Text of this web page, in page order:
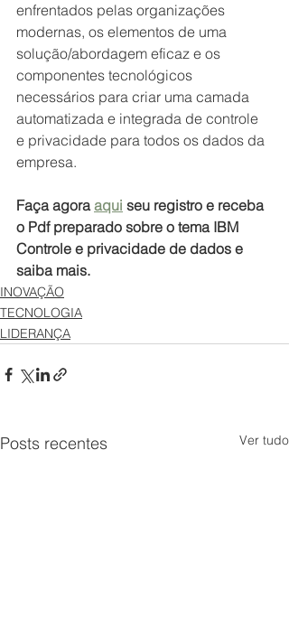
enfrentados pelas organizações
modernas, os elementos de uma
solução/abordagem eficaz e os
componentes tecnológicos
necessários para criar uma camada
automatizada e integrada de controle
e privacidade para todos os dados da
empresa.
Faça agora aqui seu registro e receba
o Pdf preparado sobre o tema IBM
Controle e privacidade de dados e
saiba mais.
INOVAÇÃO
TECNOLOGIA
LIDERANÇA
Posts recentes Ver tudo